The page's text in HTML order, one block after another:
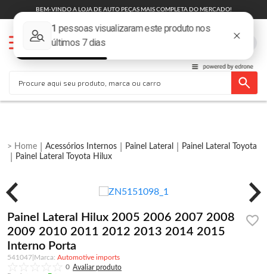
BEM-VINDO A LOJA DE AUTO PEÇAS MAIS COMPLETA DO MERCADO!
Acessórios Internos Painel Lateral
Painel Lateral Toyota
Painel Lateral Toyota Hilux
Painel Lateral Hilux 2005 2006 2007 2008
2009 2010 2011 2012 2013 2014 2015
Interno Porta
541047
Automotive imports
0